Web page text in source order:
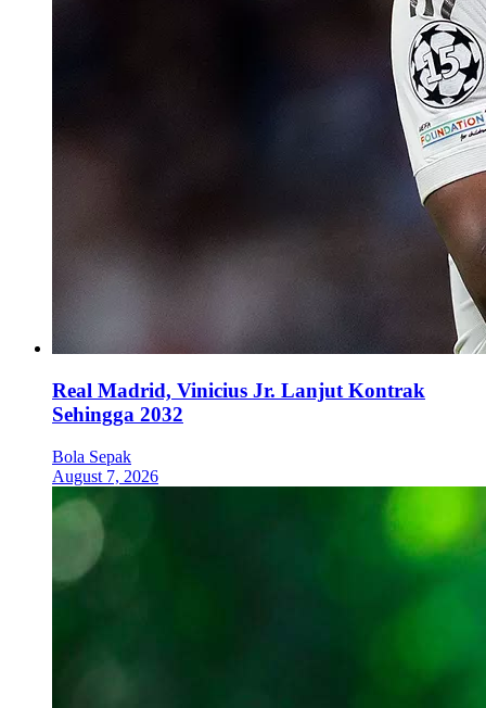
Real Madrid, Vinicius Jr. Lanjut Kontrak
Sehingga 2032
Bola Sepak
August 7, 2026